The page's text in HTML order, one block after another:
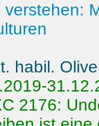
habil.
2176: